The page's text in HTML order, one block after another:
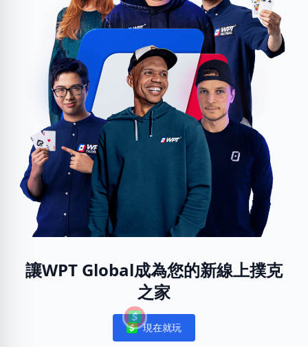
讓WPT Global成為您的新線上撲克
之家
Notifications
現在就玩